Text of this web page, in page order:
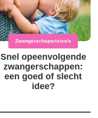
Zwangerschapsrisico's
Snel opeenvolgende
zwangerschappen:
een goed of slecht
idee?